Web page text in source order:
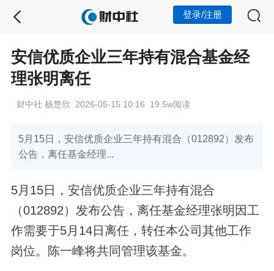
登录/注册
安信优质企业三年持有混合基金经
理张明离任
财中社 杨楚欣 2026-05-15 10:16 19.5w阅读
5月15日，安信优质企业三年持有混合（012892）发布
公告，离任基金经理...
5月15日，安信优质企业三年持有混合
（012892）发布公告，离任基金经理张明因工
作需要于5月14日离任，转任本公司其他工作
岗位。陈一峰将共同管理该基金。